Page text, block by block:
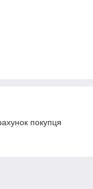
покупця